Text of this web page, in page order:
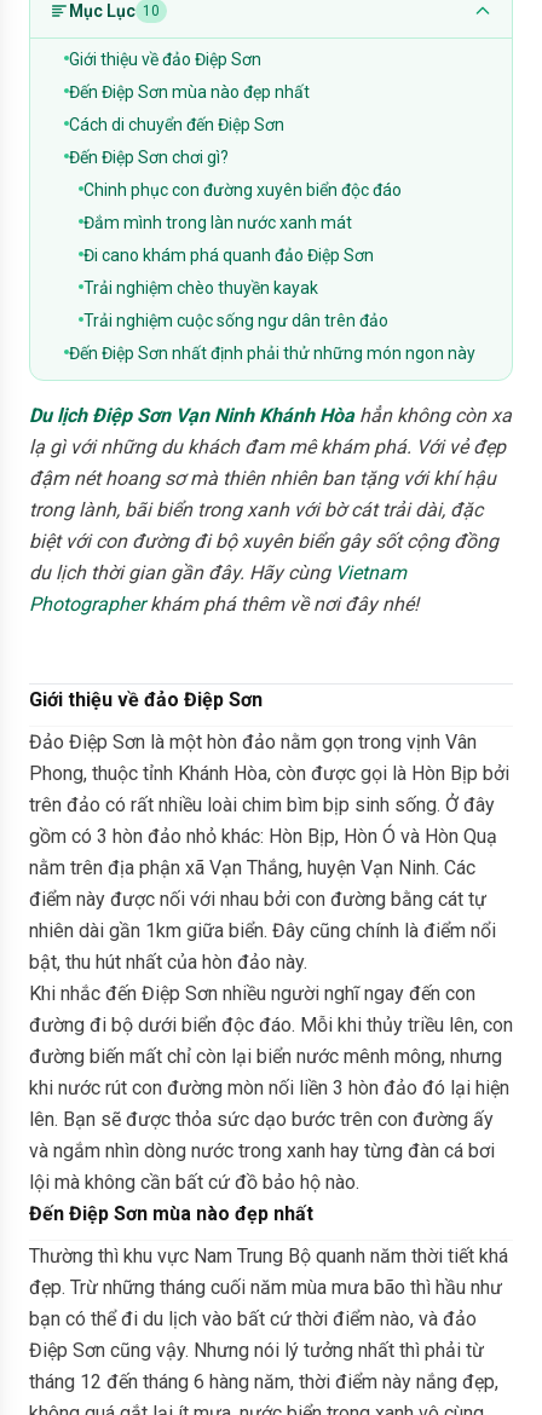
Mục Lục 10
Giới thiệu về đảo Điệp Sơn
Đến Điệp Sơn mùa nào đẹp nhất
Cách di chuyển đến Điệp Sơn
Đến Điệp Sơn chơi gì?
Chinh phục con đường xuyên biển độc đáo
Đắm mình trong làn nước xanh mát
Đi cano khám phá quanh đảo Điệp Sơn
Trải nghiệm chèo thuyền kayak
Trải nghiệm cuộc sống ngư dân trên đảo
Đến Điệp Sơn nhất định phải thử những món ngon này
Du lịch Điệp Sơn Vạn Ninh Khánh Hòahẳn không còn xa
lạ gì với những du khách đam mê khám phá. Với vẻ đẹp
đậm nét hoang sơ mà thiên nhiên ban tặng với khí hậu
trong lành, bãi biển trong xanh với bờ cát trải dài, đặc
biệt với con đường đi bộ xuyên biển gây sốt cộng đồng
du lịch thời gian gần đây. Hãy cùng Vietnam
Photographerkhám phá thêm về nơi đây nhé!
Giới thiệu về đảo Điệp Sơn
Đảo Điệp Sơn là một hòn đảo nằm gọn trong vịnh Vân
Phong, thuộc tỉnh Khánh Hòa, còn được gọi là Hòn Bịp bởi
trên đảo có rất nhiều loài chim bìm bịp sinh sống. Ở đây
gồm có 3 hòn đảo nhỏ khác: Hòn Bịp, Hòn Ó và Hòn Quạ
nằm trên địa phận xã Vạn Thắng, huyện Vạn Ninh. Các
điểm này được nối với nhau bởi con đường bằng cát tự
nhiên dài gần 1km giữa biển. Đây cũng chính là điểm nổi
bật, thu hút nhất của hòn đảo này.
Khi nhắc đến Điệp Sơn nhiều người nghĩ ngay đến con
đường đi bộ dưới biển độc đáo. Mỗi khi thủy triều lên, con
đường biến mất chỉ còn lại biển nước mênh mông, nhưng
khi nước rút con đường mòn nối liền 3 hòn đảo đó lại hiện
lên. Bạn sẽ được thỏa sức dạo bước trên con đường ấy
và ngắm nhìn dòng nước trong xanh hay từng đàn cá bơi
lội mà không cần bất cứ đồ bảo hộ nào.
Đến Điệp Sơn mùa nào đẹp nhất
Thường thì khu vực Nam Trung Bộ quanh năm thời tiết khá
đẹp. Trừ những tháng cuối năm mùa mưa bão thì hầu như
bạn có thể đi du lịch vào bất cứ thời điểm nào, và đảo
Điệp Sơn cũng vậy. Nhưng nói lý tưởng nhất thì phải từ
tháng 12 đến tháng 6 hàng năm, thời điểm này nắng đẹp,